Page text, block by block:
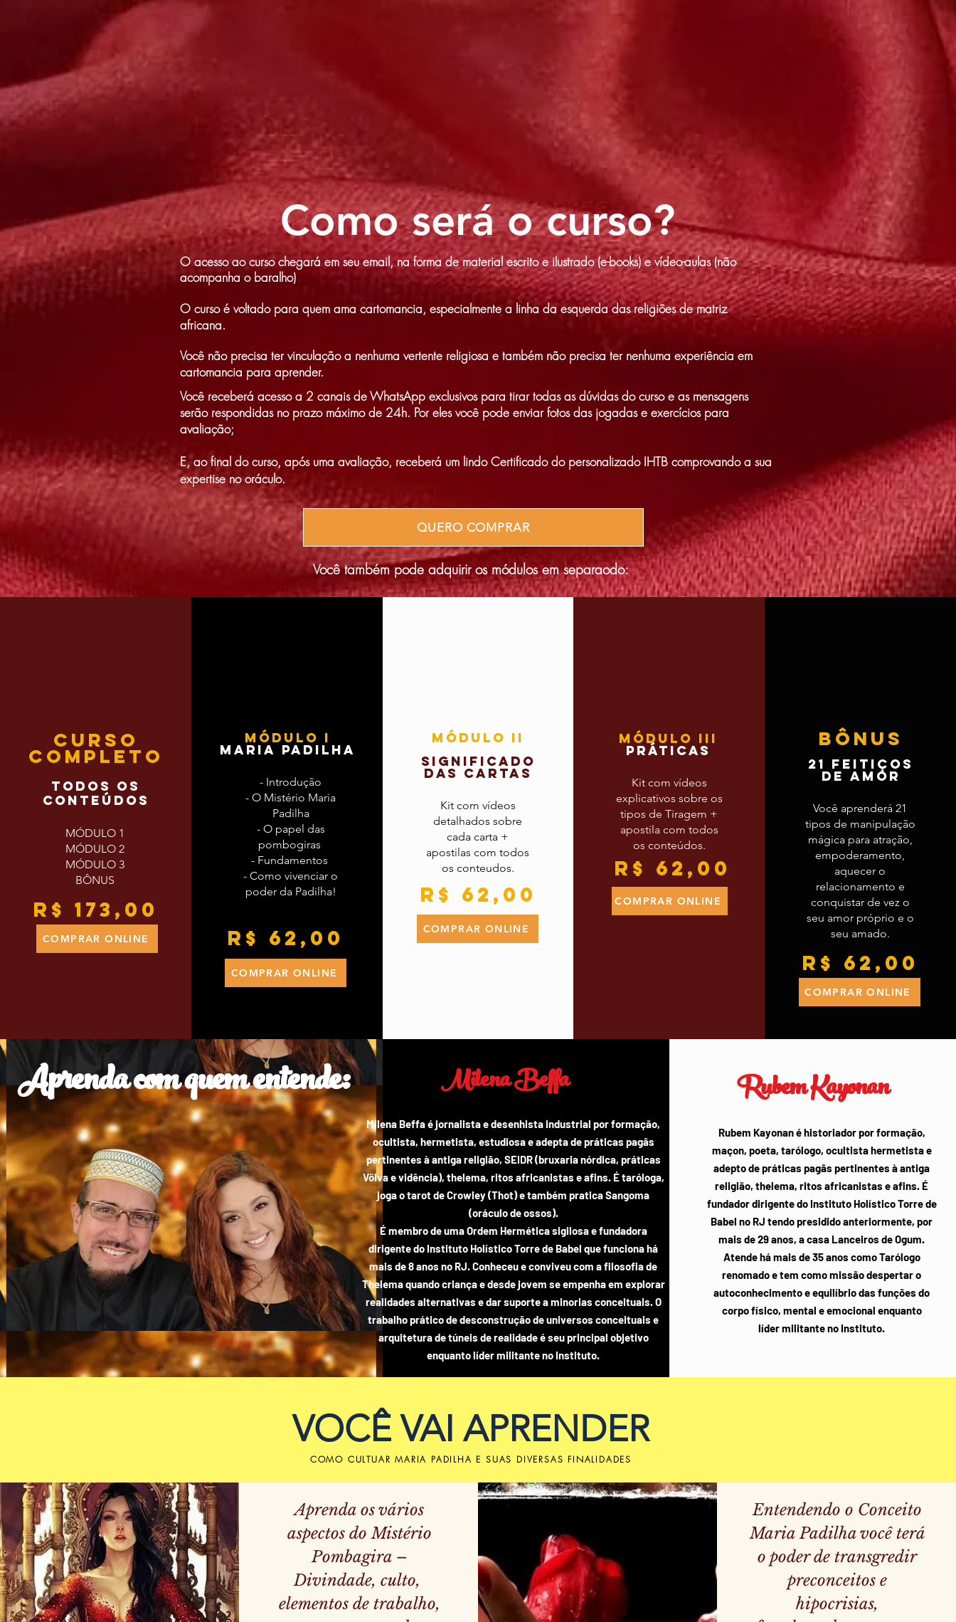
Como será o curso?
O acesso ao curso chegará em seu email, na forma de material escrito e ilustrado (e-books) e vídeo-aulas (não
acompanha o baralho)
O curso é voltado para quem ama cartomancia, especialmente a linha da esquerda das religiões de matriz
africana.
Você não precisa ter vinculação a nenhuma vertente religiosa e também não precisa ter nenhuma experiência em
cartomancia para aprender.
Você receberá acesso a 2 canais de WhatsApp exclusivos para tirar todas as dúvidas do curso e as mensagens
serão respondidas no prazo máximo de 24h. Por eles você pode enviar fotos das jogadas e exercícios para
avaliação;
E, ao final do curso, após uma avaliação, receberá um lindo Certificado do personalizado IHTB comprovando a sua
expertise no oráculo.
QUERO COMPRAR
Você também pode adquirir os módulos em separaodo:
CURSO
COMPLETO
TODOS OS
CONTEÚDOS
MÓDULO 1
MÓDULO 2
MÓDULO 3
BÔNUS
R$ 173,00
COMPRAR ONLINE
MÓDULO I
MARIA PADILHA
- Introdução
- O Mistério Maria
Padilha
- O papel das
pombogiras
- Fundamentos
- Como vivenciar o
poder da Padilha!
R$ 62,00
COMPRAR ONLINE
MÓDULO II
SIGNIFICADO
DAS CARTAS
Kit com vídeos
detalhados sobre
cada carta +
apostilas com todos
os conteudos.
R$ 62,00
COMPRAR ONLINE
MÓDULO iii
práticas
Kit com vídeos
explicativos sobre os
tipos de Tiragem +
apostila com todos
os conteúdos.
R$ 62,00
COMPRAR ONLINE
BÔNUS
21 FEITIÇOS
DE AMOR
Você aprenderá 21
tipos de manipulação
mágica para atração,
empoderamento,
aquecer o
relacionamento e
conquistar de vez o
seu amor próprio e o
seu amado.
R$ 62,00
COMPRAR ONLINE
Aprenda com quem entende: Milena Beffa
Milena Beffa é jornalista e desenhista industrial por formação,
ocultista, hermetista, estudiosa e adepta de práticas pagãs
pertinentes à antiga religião, SEIDR (bruxaria nórdica, práticas
Völva e vidência), thelema, ritos africanistas e afins. É taróloga,
joga o tarot de Crowley (Thot) e também pratica Sangoma
(oráculo de ossos).
É membro de uma Ordem Hermética sigilosa e fundadora
dirigente do Instituto Holístico Torre de Babel que funciona há
mais de 8 anos no RJ. Conheceu e conviveu com a filosofia de
Thelema quando criança e desde jovem se empenha em explorar
realidades alternativas e dar suporte a minorias conceituais. O
trabalho prático de desconstrução de universos conceituais e
arquitetura de túneis de realidade é seu principal objetivo
enquanto líder militante no Instituto.
Rubem Kayonan
Rubem Kayonan é historiador por formação,
maçon, poeta, tarólogo, ocultista hermetista e
adepto de práticas pagãs pertinentes à antiga
religião, thelema, ritos africanistas e afins. É
fundador dirigente do Instituto Holístico Torre de
Babel no RJ tendo presidido anteriormente, por
mais de 29 anos, a casa Lanceiros de Ogum.
Atende há mais de 35 anos como Tarólogo
renomado e tem como missão despertar o
autoconhecimento e equilíbrio das funções do
corpo físico, mental e emocional enquanto
líder militante no Instituto.
Aprenda os vários
aspectos do Mistério
Pombagira –
Divindade, culto,
elementos de trabalho,
Entendendo o Conceito
Maria Padilha você terá
o poder de transgredir
preconceitos e
hipocrisias,
VOCÊ VAI APRENDER
COMO CULTUAR MARIA PADILHA E SUAS DIVERSAS FINALIDADES